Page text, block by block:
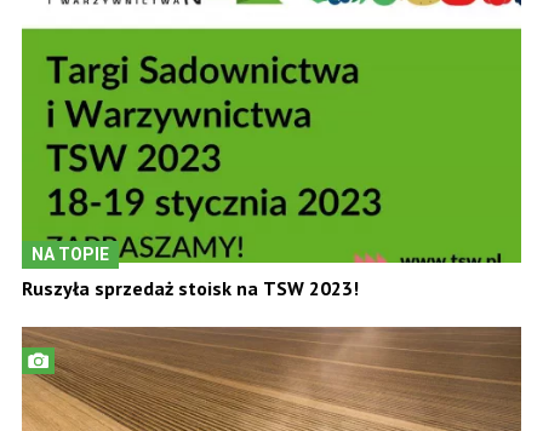
NA TOPIE
Ruszyła sprzedaż stoisk na TSW 2023!